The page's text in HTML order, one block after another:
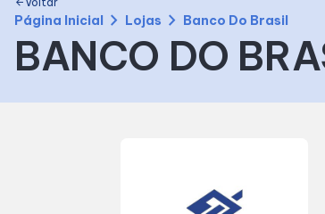
Como chegar
Facilidades
Eventos
Fique por Dentro Compre
Delivery
arrow_back
Página Inicial chevron_right Lojas chevron_right Banco Do Brasil
BANCO DO